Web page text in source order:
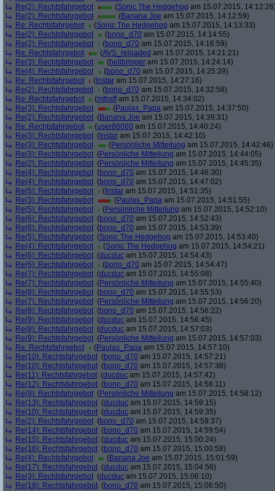
Re(2): Rechtsfahrgebot
(Sonic The Hedgehog am 15.07.2015,
Re(2): Rechtsfahrgebot
(Banana Joe am 15.07.2015, 14:12:59)
Re: Rechtsfahrgebot
(Sonic The Hedgehog am 15.07.2015, 14:13:33)
Re(2): Rechtsfahrgebot
(bono_d70 am 15.07.2015, 14:14:55)
Re(2): Rechtsfahrgebot
(bono_d70 am 15.07.2015, 14:16:59)
Re: Rechtsfahrgebot
(AVS_reloaded am 15.07.2015, 14:21:21)
Re(3): Rechtsfahrgebot
(hellbringer am 15.07.2015, 14:24:14)
Re(4): Rechtsfahrgebot
(bono_d70 am 15.07.2015, 14:25:39)
Re: Rechtsfahrgebot
( Instar am 15.07.2015, 14:27:16)
Re(2): Rechtsfahrgebot
(bono_d70 am 15.07.2015, 14:32:58)
Re: Rechtsfahrgebot
(mthsffam 15.07.2015, 14:34:02)
Re(3): Rechtsfahrgebot
(Paulas_Papa am 15.07.2015, 14:37:50)
Re(2): Rechtsfahrgebot (Banana Joe am 15.07.2015, 14:39:31)
Re: Rechtsfahrgebot
(user86060 am 15.07.2015, 14:40:24)
Re(3): Rechtsfahrgebot ( Instar am 15.07.2015, 14:42:10)
Re(3): Rechtsfahrgebot
(Persönliche Mitteilung am 15.07.2015, 14:42:46)
Re(3): Rechtsfahrgebot (Persönliche Mitteilung am 15.07.2015, 14:44:05)
Re(2): Rechtsfahrgebot (Persönliche Mitteilung am 15.07.2015, 14:45:35)
Re(4): Rechtsfahrgebot (bono_d70 am 15.07.2015, 14:46:30)
Re(4): Rechtsfahrgebot (bono_d70 am 15.07.2015, 14:47:02)
Re(5): Rechtsfahrgebot
( Instar am 15.07.2015, 14:51:35)
Re(3): Rechtsfahrgebot
(Paulas_Papa am 15.07.2015, 14:51:55)
Re(5): Rechtsfahrgebot
(Persönliche Mitteilung am 15.07.2015, 14:52:10)
Re(6): Rechtsfahrgebot (bono_d70 am 15.07.2015, 14:52:43)
Re(6): Rechtsfahrgebot (bono_d70 am 15.07.2015, 14:53:39)
Re(5): Rechtsfahrgebot (Sonic The Hedgehog am 15.07.2015, 14:53:40)
Re(4): Rechtsfahrgebot
(Sonic The Hedgehog am 15.07.2015, 14:54:21)
Re(6): Rechtsfahrgebot (ducduc am 15.07.2015, 14:54:43)
Re(6): Rechtsfahrgebot
(bono_d70 am 15.07.2015, 14:54:47)
Re(7): Rechtsfahrgebot (ducduc am 15.07.2015, 14:55:08)
Re(7): Rechtsfahrgebot (Persönliche Mitteilung am 15.07.2015, 14:55:40)
Re(8): Rechtsfahrgebot (bono_d70 am 15.07.2015, 14:55:53)
Re(7): Rechtsfahrgebot (Persönliche Mitteilung am 15.07.2015, 14:56:20)
Re(8): Rechtsfahrgebot (bono_d70 am 15.07.2015, 14:56:22)
Re(9): Rechtsfahrgebot (ducduc am 15.07.2015, 14:56:45)
Re(8): Rechtsfahrgebot (ducduc am 15.07.2015, 14:57:03)
Re(9): Rechtsfahrgebot (Persönliche Mitteilung am 15.07.2015, 14:57:03)
Re: Rechtsfahrgebot
(Paulas_Papa am 15.07.2015, 14:57:10)
Re(10): Rechtsfahrgebot (bono_d70 am 15.07.2015, 14:57:21)
Re(10): Rechtsfahrgebot (bono_d70 am 15.07.2015, 14:57:38)
Re(11): Rechtsfahrgebot (ducduc am 15.07.2015, 14:57:42)
Re(12): Rechtsfahrgebot (bono_d70 am 15.07.2015, 14:58:11)
Re(9): Rechtsfahrgebot (Persönliche Mitteilung am 15.07.2015, 14:58:12)
Re(13): Rechtsfahrgebot (ducduc am 15.07.2015, 14:59:15)
Re(10): Rechtsfahrgebot (ducduc am 15.07.2015, 14:59:35)
Re(2): Rechtsfahrgebot (bono_d70 am 15.07.2015, 14:59:37)
Re(14): Rechtsfahrgebot (bono_d70 am 15.07.2015, 14:59:54)
Re(15): Rechtsfahrgebot (ducduc am 15.07.2015, 15:00:24)
Re(16): Rechtsfahrgebot (bono_d70 am 15.07.2015, 15:00:58)
Re(4): Rechtsfahrgebot
(Banana Joe am 15.07.2015, 15:01:59)
Re(17): Rechtsfahrgebot (ducduc am 15.07.2015, 15:04:56)
Re(3): Rechtsfahrgebot (ducduc am 15.07.2015, 15:06:10)
Re(18): Rechtsfahrgebot (bono_d70 am 15.07.2015, 15:06:50)